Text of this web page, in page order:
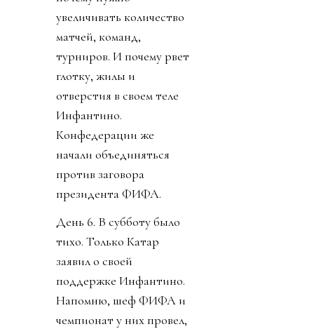
увеличивать количество
матчей, команд,
турниров. И почему рвет
глотку, жилы и
отверстия в своем теле
Инфантино.
Конфедерации же
начали объединяться
против заговора
президента ФИФА.
День 6. В субботу было
тихо. Только Катар
заявил о своей
поддержке Инфантино.
Напомню, шеф ФИФА и
чемпионат у них провел,